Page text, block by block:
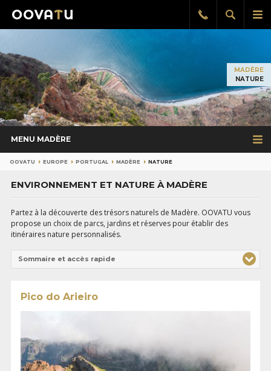
le
Afficher
la
Rappel
gratuit
MADÈRE
NATURE
MENU MADÈRE
OOVATU EUROPE PORTUGAL MADÈRE NATURE
ENVIRONNEMENT ET NATURE À MADÈRE
Partez à la découverte des trésors naturels de Madère. OOVATU vous
propose un choix de parcs, jardins et réserves pour établir des
itinéraires nature personnalisés.
Sommaire et accès rapide
Pico do Arieiro